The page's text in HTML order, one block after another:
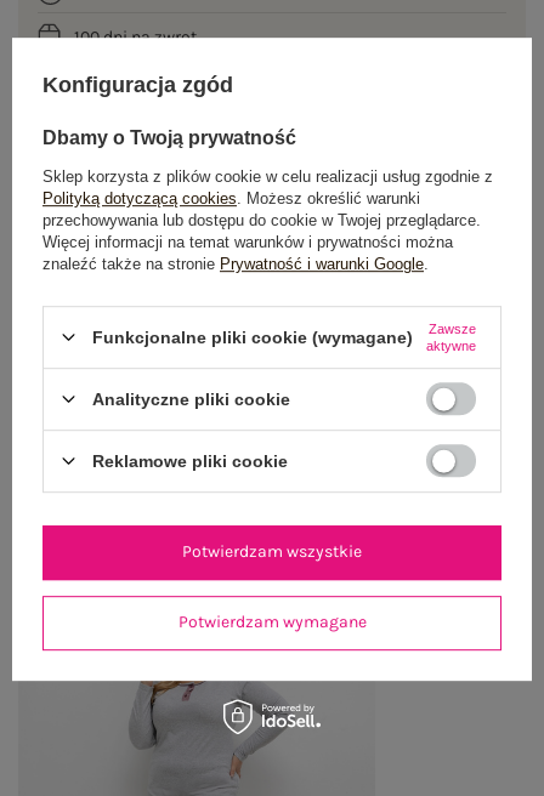
100 dni na zwrot
OPIS PRODUKTU
GŁÓWNE PARAMETRY
OPINIE O PRODUKCIE (2)
ZWROTY I REKLAMACJE
OSTATNIO OGLĄDANE
Konfiguracja zgód
Dbamy o Twoją prywatność
Sklep korzysta z plików cookie w celu realizacji usług zgodnie z
Polityką dotyczącą cookies . Możesz określić warunki
przechowywania lub dostępu do cookie w Twojej przeglądarce.
Więcej informacji na temat warunków i prywatności można
znaleźć także na stronie Prywatność i warunki Google
Funkcjonalne pliki cookie (wymagane)
Zawsze
aktywne
Analityczne pliki cookie
Reklamowe pliki cookie
Potwierdzam wymagane
Potwierdzam wszystkie